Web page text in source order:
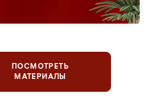
ПОСМОТРЕТЬ
МАТЕРИАЛЫ